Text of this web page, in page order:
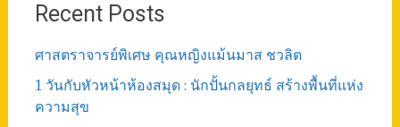
Recent Posts
ศาสตราจารย์พิเศษ คุณหญิงแม้นมาส ชวลิต
1 วันกับหัวหน้าห้องสมุด : นักปั้นกลยุทธ์ สร้างพื้นที่แห่ง
ความสุข